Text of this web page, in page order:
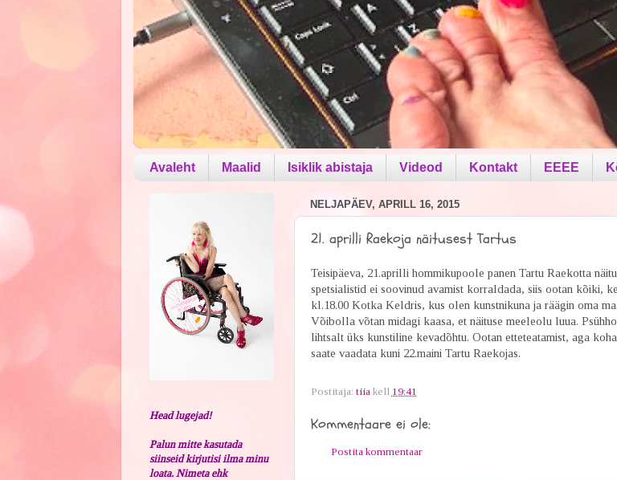
Avaleht Maalid Isiklik abistaja Videod Kontakt EEEE
NELJAPÄEV, APRILL 16, 2015
21. aprilli Raekoja näitusest Tartus
Teisipäeva, 21.aprilli hommikupoole panen Tartu Raekotta
spetsialistid ei soovinud avamist korraldada, siis ootan kõiki,
kl.18.00 Kotka Keldris, kus olen kunstnikuna ja räägin oma
Võibolla võtan midagi kaasa, et näituse meeleolu luua.
lihtsalt üks kunstiline kevadõhtu. Ootan etteteatamist, aga
saate vaadata kuni 22.maini Tartu Raekojas.
Postitaja: tiia kell 19:41
Kommentaare ei ole:
Postita kommentaar
Head lugejad!
Palun mitte kasutada
siinseid kirjutisi ilma minu
loata. Nimeta ehk